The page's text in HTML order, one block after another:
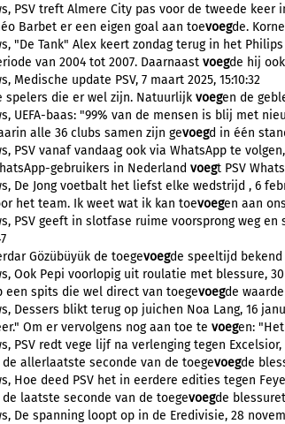
PSV treft Almere City pas voor de tweede keer
Barbet er een eigen goal aan toevoegde.
"De Tank" Alex keert zondag terug in het Philips
van 2004 tot 2007. Daarnaast voegde hij
Medische update PSV, 7 maart 2025, 15:10:32
spelers die er wel zijn. Natuurlijk voegen de
UEFA-baas: "99% van de mensen is blij met
alle 36 clubs samen zijn gevoegd in één
PSV vanaf vandaag ook via WhatsApp te
gebruikers in Nederland voegt PSV
De Jong voetbalt het liefst elke wedstrijd , 6
het team. Ik weet wat ik kan toevoegen aan
PSV geeft in slotfase ruime voorsprong weg
Gözübüyük de toegevoegde speeltijd bekend
Ook Pepi voorlopig uit roulatie met blessure, 30
een spits die wel direct van toegevoegde
Dessers blikt terug op juichen Noa Lang, 16
Om er vervolgens nog aan toe te voegen:
PSV redt vege lijf na verlenging tegen Excelsior,
de allerlaatste seconde van de toegevoegde
Hoe deed PSV het in eerdere edities tegen
de laatste seconde van de toegevoegde
De spanning loopt op in de Eredivisie, 28